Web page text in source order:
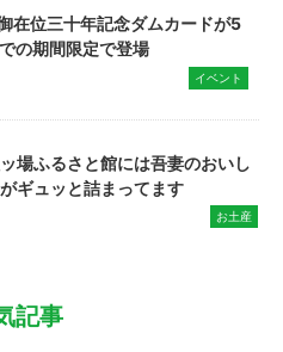
在位三十年記念ダムカードが5
の期間限定で登場
イベント
場ふるさと館には吾妻のおいし
ギュッと詰まってます
お土産
記事